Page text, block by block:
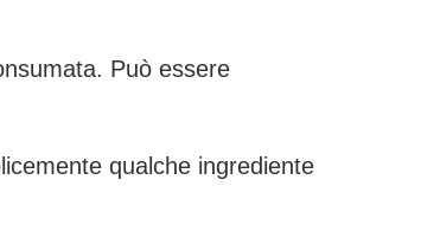
Può essere
qualche ingrediente